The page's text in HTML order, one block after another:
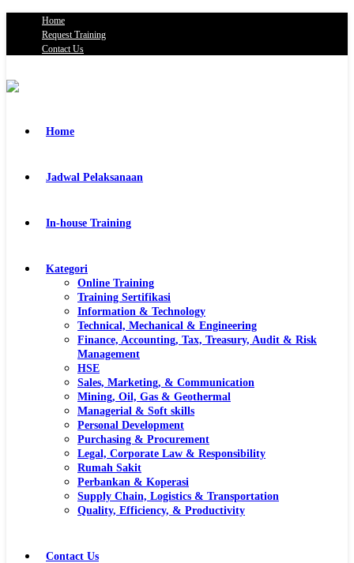
Home
Request Training
Contact Us
Home
Jadwal Pelaksanaan
In-house Training
Kategori
Online Training
Training Sertifikasi
Information & Technology
Technical, Mechanical & Engineering
Finance, Accounting, Tax, Treasury, Audit & Risk
Management
HSE
Sales, Marketing, & Communication
Mining, Oil, Gas & Geothermal
Managerial & Soft skills
Personal Development
Purchasing & Procurement
Legal, Corporate Law & Responsibility
Rumah Sakit
Perbankan & Koperasi
Supply Chain, Logistics & Transportation
Quality, Efficiency, & Productivity
Contact Us